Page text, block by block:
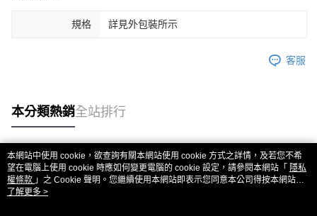
規格 詳見外包裝所示
客服
本分類熱銷全站排行
熱門標籤
本網站中使用 cookie，欲查詢有關本網站使用 cookie 方式之詳情，及若您不希
望在電腦上使用 cookie 時應如何變更電腦的 cookie 設定，請參閱本網站「 隱私
權條款 」之 Cookie 聲明。您繼續使用本網站即表示您同意本公司得按本網站使
用條款之 Cookie 聲明使用 cookie。
了解更多 >